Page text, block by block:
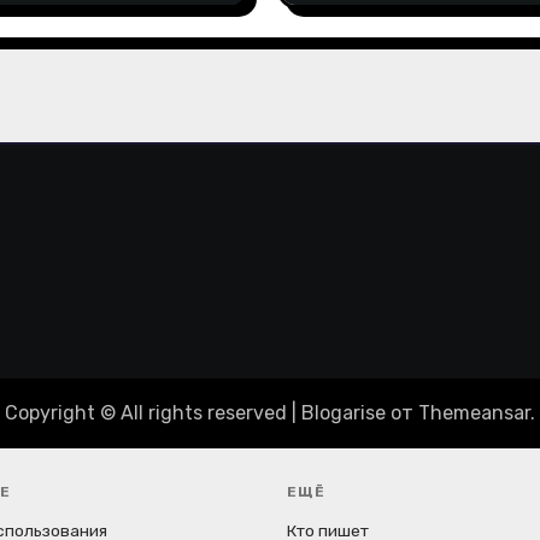
Copyright © All rights reserved Blogarise от Themeansar.
ЕЩЁ
Кто пишет